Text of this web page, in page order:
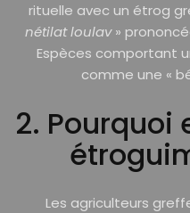
rituelle avec un étrog
nétilat loulav»
Espèces comportant
comme une «
2.
Les agriculteurs